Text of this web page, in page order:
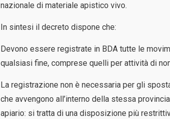
nazionale di materiale apistico vivo.
In sintesi il decreto dispone che:
Devono essere registrate in BDA tutte le
qualsiasi fine, comprese quelli per attività di
La registrazione non è necessaria per gli
che avvengono all’interno della stessa
apiario: si tratta di una disposizione più